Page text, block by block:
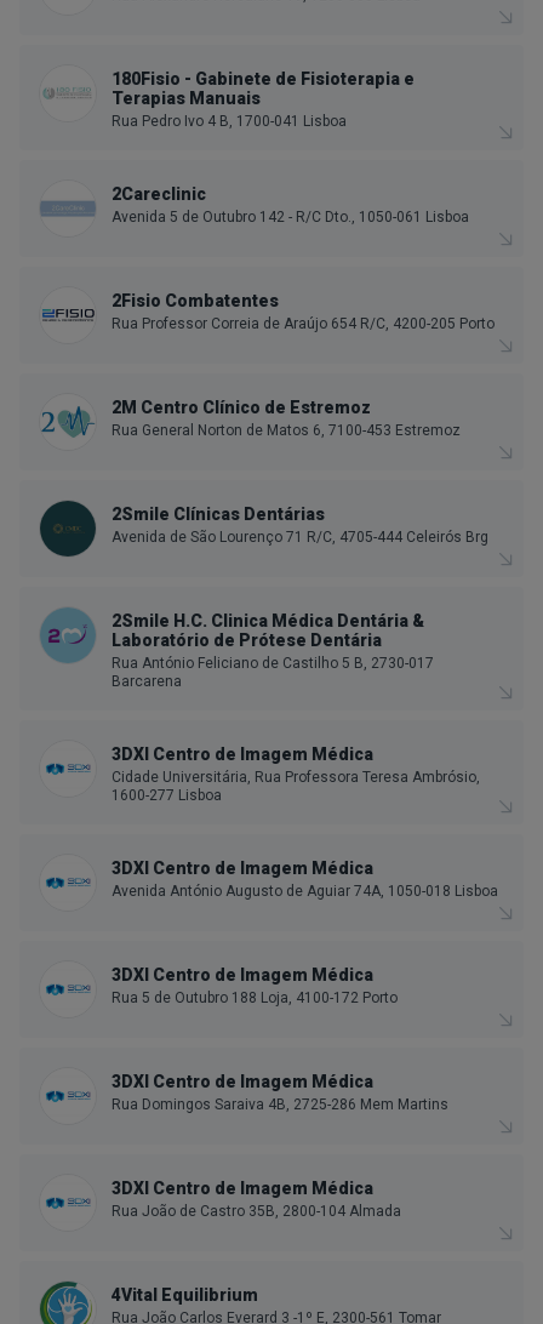
180Fisio - Gabinete de Fisioterapia e
Terapias Manuais
Rua Pedro Ivo 4 B, 1700-041 Lisboa
2Careclinic
Avenida 5 de Outubro 142 - R/C Dto., 1050-061 Lisboa
2Fisio Combatentes
Rua Professor Correia de Araújo 654 R/C, 4200-205 Porto
2M Centro Clínico de Estremoz
Rua General Norton de Matos 6, 7100-453 Estremoz
2Smile Clínicas Dentárias
Avenida de São Lourenço 71 R/C, 4705-444 Celeirós Brg
2Smile H.C. Clinica Médica Dentária &
Laboratório de Prótese Dentária
Rua António Feliciano de Castilho 5 B, 2730-017
Barcarena
3DXI Centro de Imagem Médica
Cidade Universitária, Rua Professora Teresa Ambrósio,
1600-277 Lisboa
3DXI Centro de Imagem Médica
Avenida António Augusto de Aguiar 74A, 1050-018 Lisboa
3DXI Centro de Imagem Médica
Rua 5 de Outubro 188 Loja, 4100-172 Porto
3DXI Centro de Imagem Médica
Rua Domingos Saraiva 4B, 2725-286 Mem Martins
3DXI Centro de Imagem Médica
Rua João de Castro 35B, 2800-104 Almada
4Vital Equilibrium
Rua João Carlos Everard 3 -1º E, 2300-561 Tomar